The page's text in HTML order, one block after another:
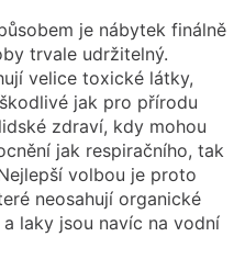
je nábytek finálně
trvale udržitelný.
velice toxické látky,
jak pro přírodu
zdraví, kdy mohou
jak respiračního, tak
volbou je proto
neosahují organické
laky jsou navíc na vodní